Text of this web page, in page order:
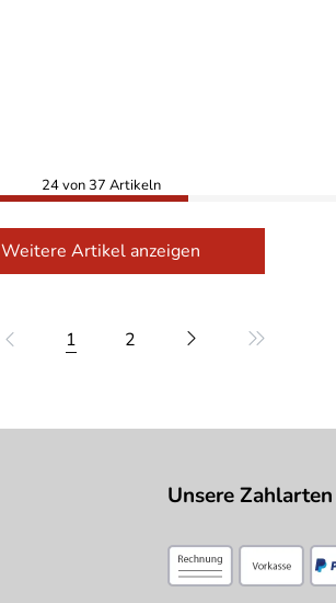
24 von 37 Artikeln
Weitere Artikel anzeigen
1 2
Unsere Zahlarten